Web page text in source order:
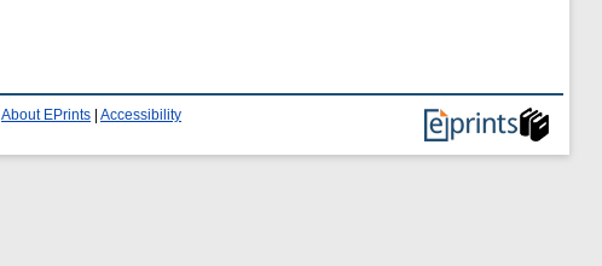
About EPrints Accessibility